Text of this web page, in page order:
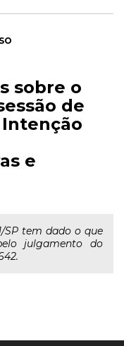
sobre o
de
e
tem dado o que
julgamento do